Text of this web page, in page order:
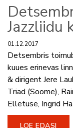
Jazzliidu
01.12.2017
Detsembris
kuues erinevas
& dirigent Jere
Triad (Soome),
Elletuse, Ingrid
LOE EDASI